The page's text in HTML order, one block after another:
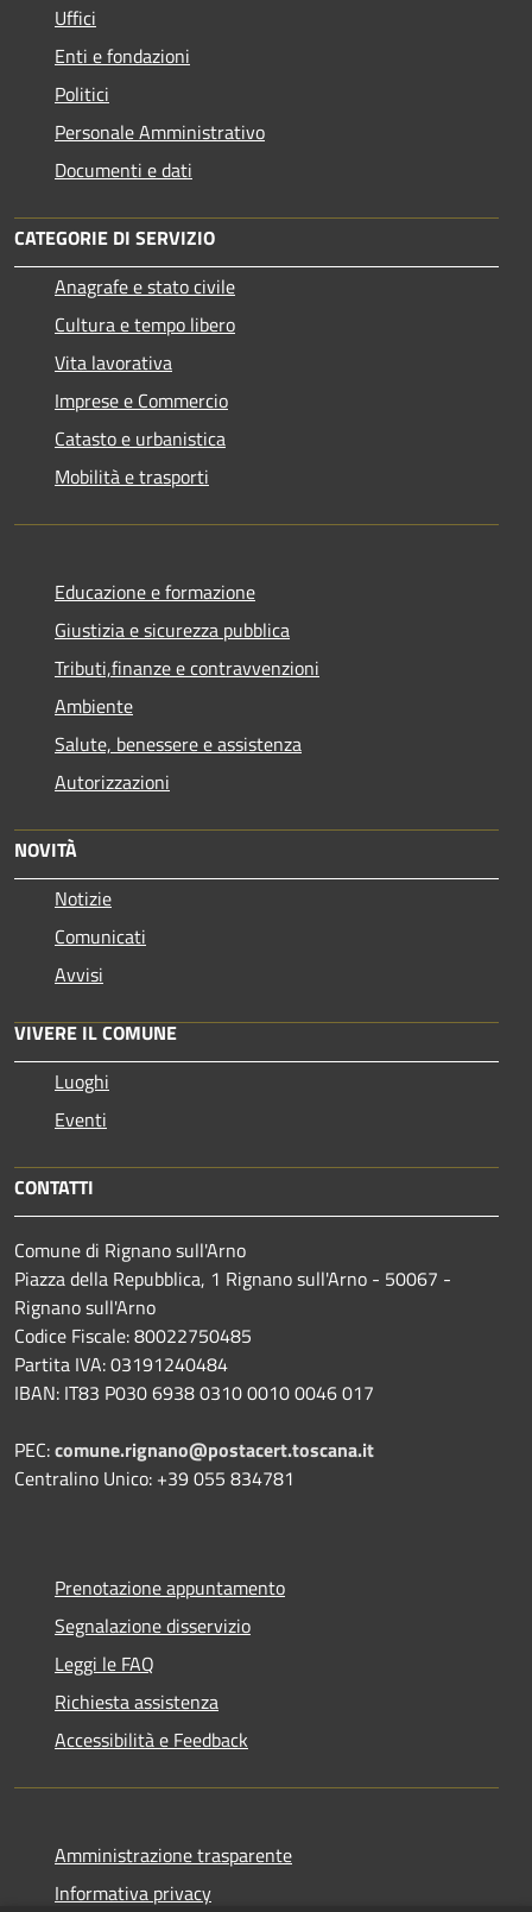
Uffici
Enti e fondazioni
Politici
Personale Amministrativo
Documenti e dati
CATEGORIE DI SERVIZIO
Anagrafe e stato civile
Cultura e tempo libero
Vita lavorativa
Imprese e Commercio
Catasto e urbanistica
Mobilità e trasporti
Educazione e formazione
Giustizia e sicurezza pubblica
Tributi,finanze e contravvenzioni
Ambiente
Salute, benessere e assistenza
Autorizzazioni
NOVITÀ
Notizie
Comunicati
Avvisi
VIVERE IL COMUNE
Luoghi
Eventi
CONTATTI
Comune di Rignano sull'Arno
Piazza della Repubblica, 1 Rignano sull'Arno - 50067 -
Rignano sull'Arno
Codice Fiscale: 80022750485
Partita IVA: 03191240484
IBAN: IT83 P030 6938 0310 0010 0046 017
PEC:comune.rignano@postacert.toscana.it
Centralino Unico: +39 055 834781
Prenotazione appuntamento
Segnalazione disservizio
Leggi le FAQ
Richiesta assistenza
Accessibilità e Feedback
Amministrazione trasparente
Informativa privacy